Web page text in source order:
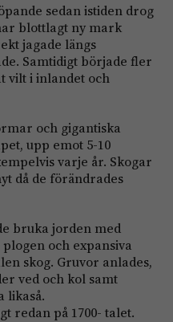
sedan istiden drog
blottlagt ny mark
jagade längs
Samtidigt började fler
vilt i inlandet och
och gigantiska
upp emot 5-10
varje år. Skogar
då de förändrades
bruka jorden med
och expansiva
skog. Gruvor anlades,
ved och kol samt
likaså.
redan på 1700- talet.